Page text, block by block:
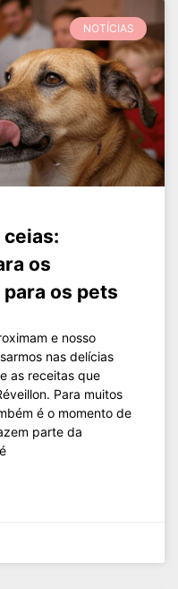
NOTÍCIAS
os
os pets
e nosso
nas delícias
as receitas que
Para muitos
é o momento de
parte da